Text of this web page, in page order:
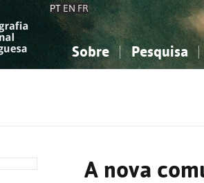
PT EN FR
Sobre Pesquisa
A nova